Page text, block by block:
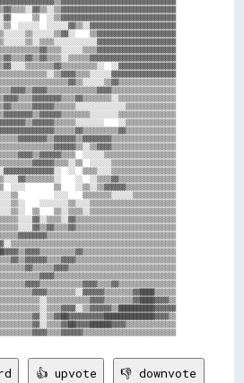
▒▒  ░░▒▒▓▓▓▓▓▓▓▓▓▓▓▓▓▓▓▓▓▓▓▓▓▓▓▓▓▓▓▓▓▓▓▓
░░░░░░  ░░░░░░▓▓▒▒░░▓▓▓▓▓▓▓▓▓▓▓▓▓▓▓▓▓▓▓▓▓▓▓▓
▒▒▓▓▓▓▓▓▓▓▓▓▓▓▓▓▓▓▓▓▓▓▓▓
░░▓▓▓▓▓▓▓▓▓▓▓▓▓▓▓▓
░░▒▒▒▒▒▒▒▒▒▒▒▒▒▒
░░░░░░▒▒▒▒▒▒▒▒▒▒▒▒▒▒▒▒▒▒▒▒
░░░░░░▒▒▒▒▒▒▒▒▒▒▒▒▒▒▒▒▒▒
░░  ▒▒▒▒░░░░▒▒▒▒▒▒▒▒▒▒▒▒▒▒▒▒▒▒
░░  ░░▒▒▒▒▓▓▒▒▒▒▒▒▒▒▒▒▒▒▒▒▒▒
░░░░        ▒▒    ░░▒▒░░▒▒▓▓▓▓▓▓▒▒▒▒▒▒▒▒▒▒▒▒▒▒
░░░░    ▒▒▒▒▒▒▒▒░░░░░░▒▒▒▒▒▒▒▒▒▒▒▒
░░░░░░░░▒▒░░░░▒▒▒▒▒▒▒▒▒▒▒▒▒▒▒▒▒▒▒▒▒▒▒▒
▒▒    ▒▒░░▒▒▒▒░░▒▒▒▒▒▒▒▒▒▒▒▒▒▒▒▒▒▒▒▒▒▒▒▒
👍 upvote 👎 downvote